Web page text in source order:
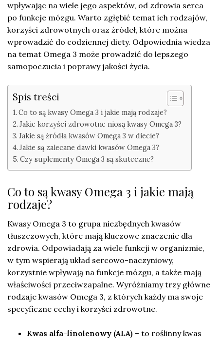
wpływając na wiele jego aspektów, od zdrowia serca
po funkcje mózgu. Warto zgłębić temat ich rodzajów,
korzyści zdrowotnych oraz źródeł, które można
wprowadzić do codziennej diety. Odpowiednia wiedza
na temat Omega 3 może prowadzić do lepszego
samopoczucia i poprawy jakości życia.
Spis treści
Co to są kwasy Omega 3 i jakie mają rodzaje?
Jakie korzyści zdrowotne niosą kwasy Omega 3?
Jakie są źródła kwasów Omega 3 w diecie?
Jakie są zalecane dawki kwasów Omega 3?
Czy suplementy Omega 3 są skuteczne?
Co to są kwasy Omega 3 i jakie mają
rodzaje?
Kwasy Omega 3 to grupa niezbędnych kwasów
tłuszczowych, które mają kluczowe znaczenie dla
zdrowia. Odpowiadają za wiele funkcji w organizmie,
w tym wspierają układ sercowo-naczyniowy,
korzystnie wpływają na funkcje mózgu, a także mają
właściwości przeciwzapalne. Wyróżniamy trzy główne
rodzaje kwasów Omega 3, z których każdy ma swoje
specyficzne cechy i korzyści zdrowotne.
Kwas alfa-linolenowy (ALA) – to roślinny kwas